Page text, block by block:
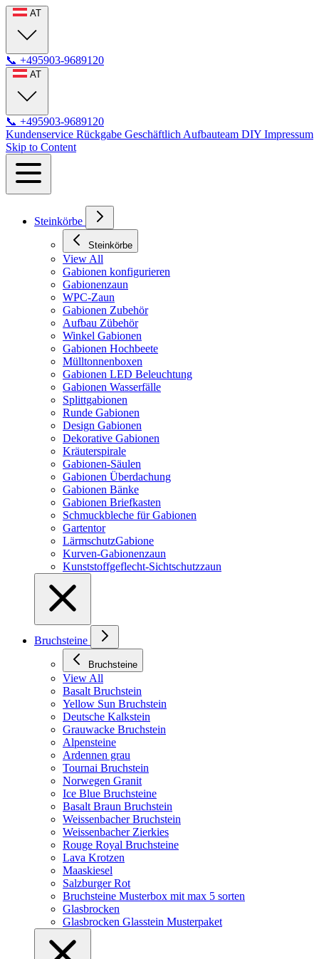
AT
📞 +495903-9689120
AT
📞 +495903-9689120
Kundenservice Rückgabe Geschäftlich Aufbauteam DIY Impressum
Skip to Content
Steinkörbe
Steinkörbe
View All
Gabionen konfigurieren
Gabionenzaun
WPC-Zaun
Gabionen Zubehör
Aufbau Zübehör
Winkel Gabionen
Gabionen Hochbeete
Mülltonnenboxen
Gabionen LED Beleuchtung
Gabionen Wasserfälle
Splittgabionen
Runde Gabionen
Design Gabionen
Dekorative Gabionen
Kräuterspirale
Gabionen-Säulen
Gabionen Überdachung
Gabionen Bänke
Gabionen Briefkasten
Schmuckbleche für Gabionen
Gartentor
LärmschutzGabione
Kurven-Gabionenzaun
Kunststoffgeflecht-Sichtschutzzaun
Bruchsteine
Bruchsteine
View All
Basalt Bruchstein
Yellow Sun Bruchstein
Deutsche Kalkstein
Grauwacke Bruchstein
Alpensteine
Ardennen grau
Tournai Bruchstein
Norwegen Granit
Ice Blue Bruchsteine
Basalt Braun Bruchstein
Weissenbacher Bruchstein
Weissenbacher Zierkies
Rouge Royal Bruchsteine
Lava Krotzen
Maaskiesel
Salzburger Rot
Bruchsteine Musterbox mit max 5 sorten
Glasbrocken
Glasbrocken Glasstein Musterpaket